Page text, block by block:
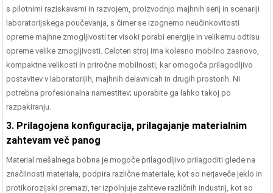
s pilotnimi raziskavami in razvojem, proizvodnjo majhnih serij in scenariji
laboratorijskega poučevanja, s čimer se izognemo neučinkovitosti
opreme majhne zmogljivosti ter visoki porabi energije in velikemu odtisu
opreme velike zmogljivosti. Celoten stroj ima kolesno mobilno zasnovo,
kompaktne velikosti in priročne mobilnosti, kar omogoča prilagodljivo
postavitev v laboratorijih, majhnih delavnicah in drugih prostorih. Ni
potrebna profesionalna namestitev; uporabite ga lahko takoj po
razpakiranju.
3. Prilagojena konfiguracija, prilagajanje materialnim
zahtevam več panog
Material mešalnega bobna je mogoče prilagodljivo prilagoditi glede na
značilnosti materiala, podpira različne materiale, kot so nerjaveče jeklo in
protikorozijski premazi, ter izpolnjuje zahteve različnih industrij, kot so